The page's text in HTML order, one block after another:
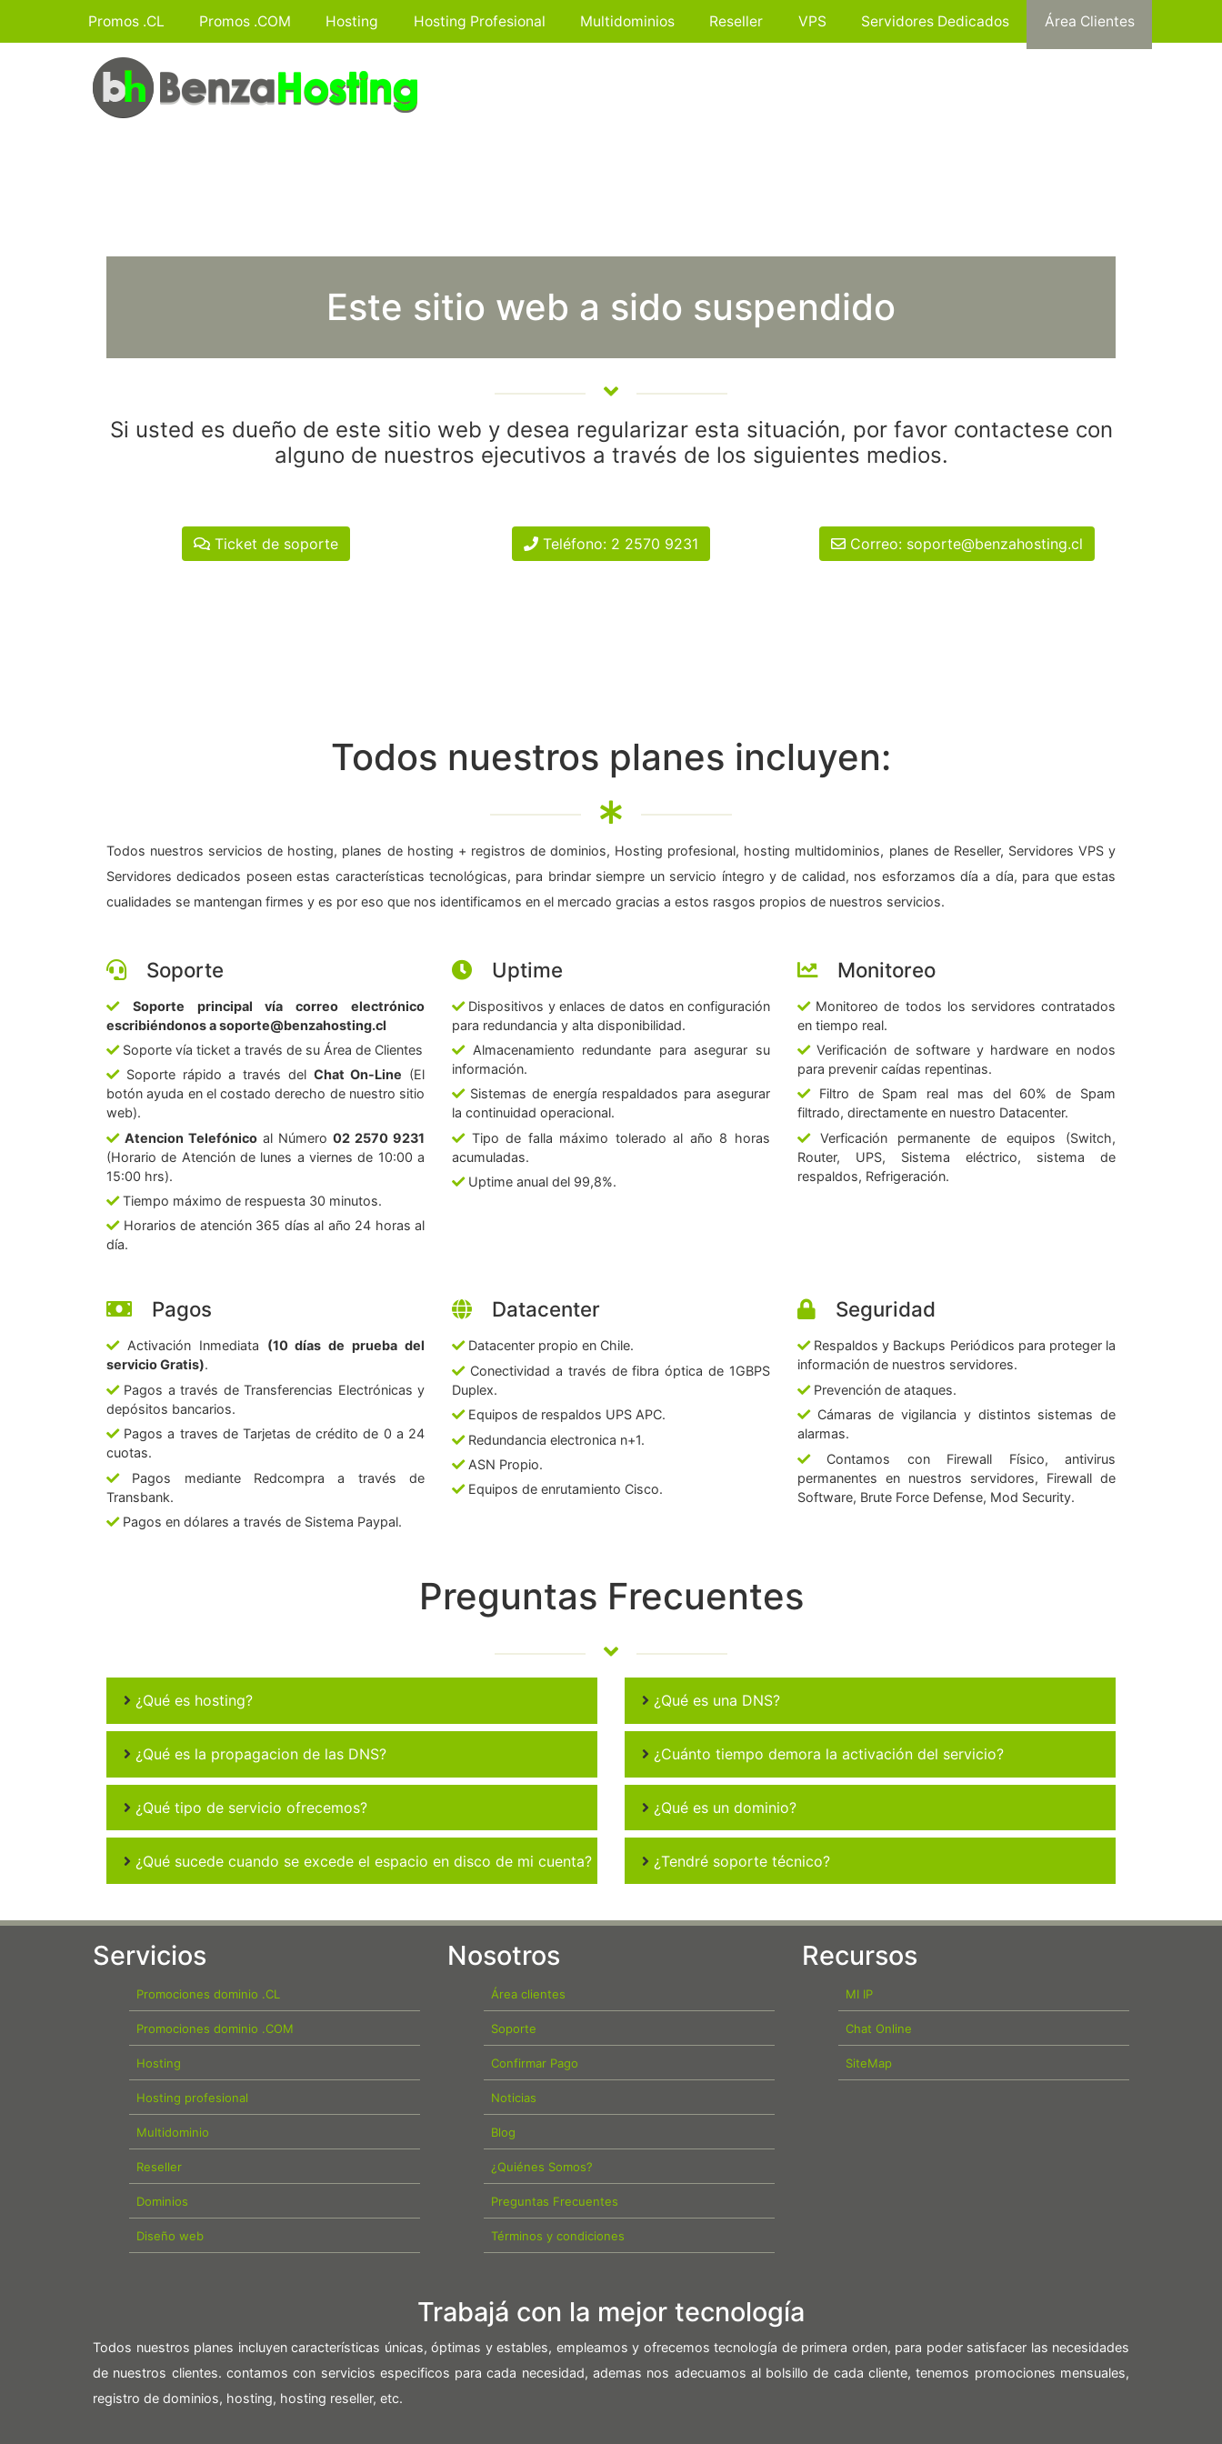
Promos .CL Promos .COM Hosting Hosting Profesional Multidominios Reseller VPS Servidores Dedicados Área Clientes
Este sitio web a sido suspendido
Si usted es dueño de este sitio web y desea regularizar esta situación, por favor contactese con
alguno de nuestros ejecutivos a través de los siguientes medios.
Ticket de soporte Teléfono: 2 2570 9231 Correo: soporte@benzahosting.cl
Todos nuestros planes incluyen:
Todos nuestros servicios de hosting, planes de hosting + registros de dominios, Hosting profesional, hosting multidominios, planes de Reseller, Servidores VPS y
Servidores dedicados poseen estas características tecnológicas, para brindar siempre un servicio íntegro y de calidad, nos esforzamos día a día, para que estas
cualidades se mantengan firmes y es por eso que nos identificamos en el mercado gracias a estos rasgos propios de nuestros servicios.
Soporte
Soporte principal vía correo electrónico
escribiéndonos a soporte@benzahosting.cl
Soporte vía ticket a través de su Área de Clientes
Soporte rápido a través del Chat On-Line (El
botón ayuda en el costado derecho de nuestro sitio
web).
Atencion Telefónico al Número 02 2570 9231
(Horario de Atención de lunes a viernes de 10:00 a
15:00 hrs).
Tiempo máximo de respuesta 30 minutos.
Horarios de atención 365 días al año 24 horas al
día.
Uptime
Dispositivos y enlaces de datos en configuración
para redundancia y alta disponibilidad.
Almacenamiento redundante para asegurar su
información.
Sistemas de energía respaldados para asegurar
la continuidad operacional.
Tipo de falla máximo tolerado al año 8 horas
acumuladas.
Uptime anual del 99,8%.
Monitoreo
Monitoreo de todos los servidores contratados
en tiempo real.
Verificación de software y hardware en nodos
para prevenir caídas repentinas.
Filtro de Spam real mas del 60% de Spam
filtrado, directamente en nuestro Datacenter.
Verficación permanente de equipos (Switch,
Router, UPS, Sistema eléctrico, sistema de
respaldos, Refrigeración.
Pagos
Activación Inmediata (10 días de prueba del
servicio Gratis).
Pagos a través de Transferencias Electrónicas y
depósitos bancarios.
Pagos a traves de Tarjetas de crédito de 0 a 24
cuotas.
Pagos mediante Redcompra a través de
Transbank.
Pagos en dólares a través de Sistema Paypal.
Datacenter
Datacenter propio en Chile.
Conectividad a través de fibra óptica de 1GBPS
Duplex.
Equipos de respaldos UPS APC.
Redundancia electronica n+1.
ASN Propio.
Equipos de enrutamiento Cisco.
Seguridad
Respaldos y Backups Periódicos para proteger la
información de nuestros servidores.
Prevención de ataques.
Cámaras de vigilancia y distintos sistemas de
alarmas.
Contamos con Firewall Físico, antivirus
permanentes en nuestros servidores, Firewall de
Software, Brute Force Defense, Mod Security.
Preguntas Frecuentes
¿Qué es hosting?
¿Qué es la propagacion de las DNS?
¿Qué tipo de servicio ofrecemos?
¿Qué sucede cuando se excede el espacio en disco de mi cuenta?
¿Qué es una DNS?
¿Cuánto tiempo demora la activación del servicio?
¿Qué es un dominio?
¿Tendré soporte técnico?
Servicios
Promociones dominio .CL
Promociones dominio .COM
Hosting
Hosting profesional
Multidominio
Reseller
Dominios
Diseño web
Nosotros
Área clientes
Soporte
Confirmar Pago
Noticias
Blog
¿Quiénes Somos?
Preguntas Frecuentes
Términos y condiciones
Recursos
MI IP
Chat Online
SiteMap
Trabajá con la mejor tecnología
Todos nuestros planes incluyen características únicas, óptimas y estables, empleamos y ofrecemos tecnología de primera orden, para poder satisfacer las necesidades
de nuestros clientes. contamos con servicios especificos para cada necesidad, ademas nos adecuamos al bolsillo de cada cliente, tenemos promociones mensuales,
registro de dominios, hosting, hosting reseller, etc.